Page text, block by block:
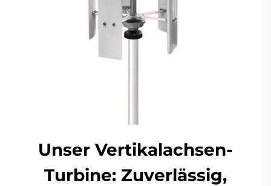
Unser Vertikalachsen-
Turbine: Zuverlässig,